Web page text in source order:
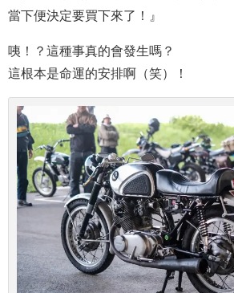
當下便決定要買下來了！』
咦！？這種事真的會發生嗎？
這根本是命運的安排啊（笑）！